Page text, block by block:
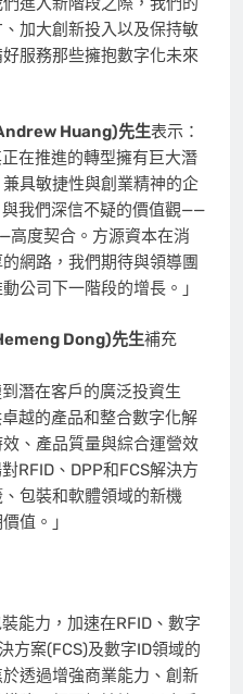
加大創新投入以及保持敏
服務那些擁抱數字化未來
Huang)先生表示：
正在推進的轉型擁有巨大潛
具敏捷性與創業精神的企
我們深信不疑的價值觀——
高度契合。方源資本在消
網路，我們期待與領導團
公司下一階段的增長。」
Dong)先生補充
潛在客戶的廣泛投資生
越的產品和整合數字化解
、產品質量與綜合運營效
RFID、DPP和FCS解決方
包裝和軟體領域的新機
值。」
能力，加速在RFID、數字
方案(FCS)及數字ID領域的
透過增強商業能力、創新